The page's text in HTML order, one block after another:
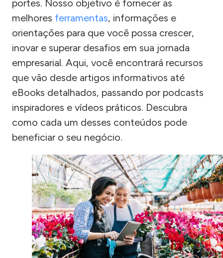
portes. Nosso objetivo é fornecer as
melhores ferramentas, informações e
orientações para que você possa crescer,
inovar e superar desafios em sua jornada
empresarial. Aqui, você encontrará recursos
que vão desde artigos informativos até
eBooks detalhados, passando por podcasts
inspiradores e vídeos práticos. Descubra
como cada um desses conteúdos pode
beneficiar o seu negócio.